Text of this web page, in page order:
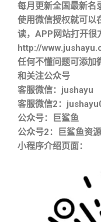
每月更新全国最新名
使用微信授权就可以
读，APP网站打开很
http://
任何不懂问题可添加
和关注公众号
客服微信：jushayu
客服微信2：
公众号：巨鲨鱼
公众号2：巨鲨鱼资源
小程序介绍页面：